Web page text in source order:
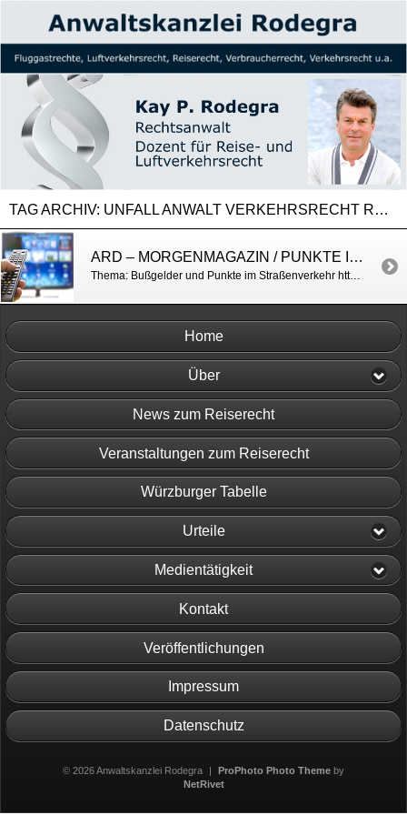
TAG ARCHIV: UNFALL ANWALT VERKEHRSRECHT REISERECHT
ARD – MORGENMAGAZIN / PUNKTE IN FLENSBURG
Thema: Bußgelder und Punkte im Straßenverkehr https://www.daserste.de/information/politik-weltgeschehen/morgenmagazin/service/service-punkte-flensburg-kraftfahrtbundesamt-104.html
Home
Über
News zum Reiserecht
Veranstaltungen zum Reiserecht
Würzburger Tabelle
Urteile
Medientätigkeit
Kontakt
Veröffentlichungen
Impressum
Datenschutz
© 2026 Anwaltskanzlei Rodegra | ProPhoto Photo Themeby
NetRivet